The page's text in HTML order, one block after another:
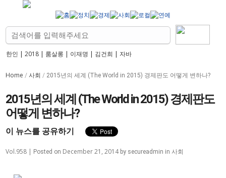
한인 | 2018| 룸살롱 | 이재명 | 김건희 | 자바
Home /사회 / 2015년의 세계 (The World in 2015) 경제판도 어떻게 변하나?
2015년의 세계 (The World in 2015) 경제판도
어떻게 변하나?
이 뉴스를 공유하기
Vol.958 | Posted on December 21, 2014by secureadmin in 사회